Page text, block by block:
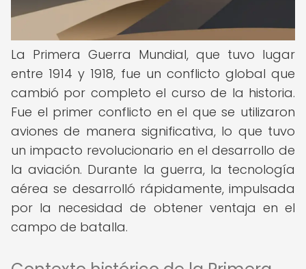
La Primera Guerra Mundial, que tuvo lugar
entre 1914 y 1918, fue un conflicto global que
cambió por completo el curso de la historia.
Fue el primer conflicto en el que se utilizaron
aviones de manera significativa, lo que tuvo
un impacto revolucionario en el desarrollo de
la aviación. Durante la guerra, la tecnología
aérea se desarrolló rápidamente, impulsada
por la necesidad de obtener ventaja en el
campo de batalla.